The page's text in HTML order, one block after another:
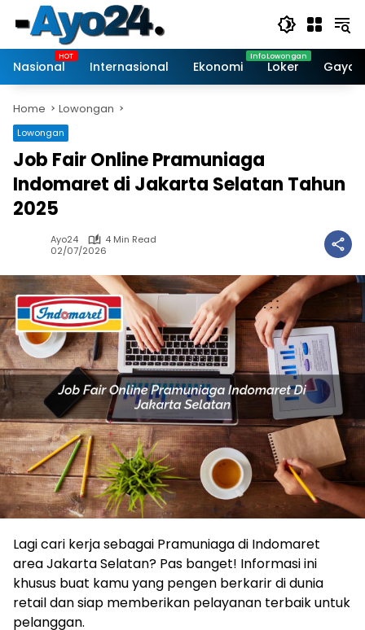
content
Nasional
Internasional Ekonomi Loker Gaya
Home Lowongan
Lowongan
Job Fair Online Pramuniaga
Indomaret di Jakarta Selatan Tahun
2025
Ayo24
4 Min Read
02/07/2026
Lagi cari kerja sebagai Pramuniaga di Indomaret
area Jakarta Selatan? Pas banget! Informasi ini
khusus buat kamu yang pengen berkarir di dunia
retail dan siap memberikan pelayanan terbaik untuk
pelanggan.